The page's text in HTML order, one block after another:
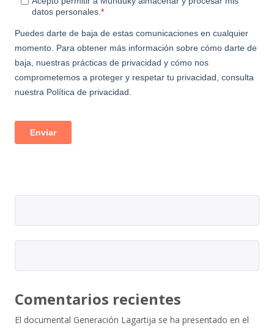
Comentarios recientes
El documental Generación Lagartija se ha presentado en el